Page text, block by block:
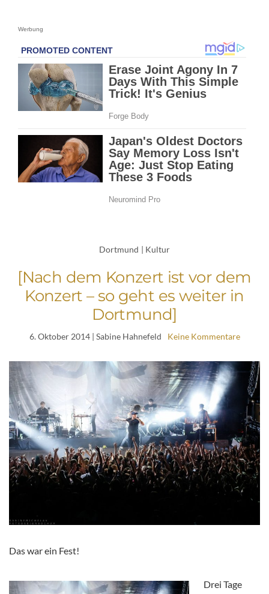
Werbung
Dortmund | Kultur
[Nach dem Konzert ist vor dem
Konzert – so geht es weiter in
Dortmund]
6. Oktober 2014| Sabine Hahnefeld Keine Kommentare
Das war ein Fest!
Drei Tage